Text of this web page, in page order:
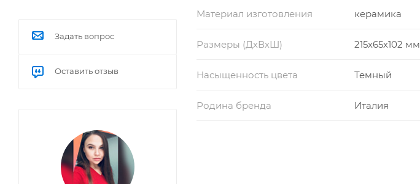
Материал изготовления керамика
Размеры (ДхВхШ) 215х65х102 мм
Насыщенность цвета Темный
Родина бренда Италия
Задать вопрос
Оставить отзыв